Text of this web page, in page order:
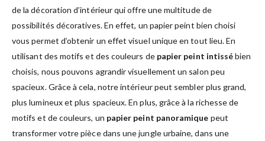
de la décoration d’intérieur qui offre une multitude de
possibilités décoratives. En effet, un papier peint bien choisi
vous permet d’obtenir un effet visuel unique en tout lieu. En
utilisant des motifs et des couleurs de papier peint intissébien
choisis, nous pouvons agrandir visuellement un salon peu
spacieux. Grâce à cela, notre intérieur peut sembler plus grand,
plus lumineux et plus spacieux. En plus, grâce à la richesse de
motifs et de couleurs, un papier peint panoramique peut
transformer votre pièce dans une jungle urbaine, dans une